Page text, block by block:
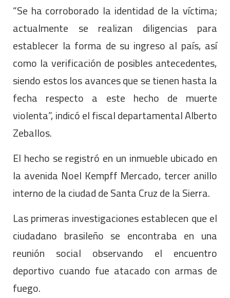
“Se ha corroborado la identidad de la víctima;
actualmente se realizan diligencias para
establecer la forma de su ingreso al país, así
como la verificación de posibles antecedentes,
siendo estos los avances que se tienen hasta la
fecha respecto a este hecho de muerte
violenta”, indicó el fiscal departamental Alberto
Zeballos.
El hecho se registró en un inmueble ubicado en
la avenida Noel Kempff Mercado, tercer anillo
interno de la ciudad de Santa Cruz de la Sierra.
Las primeras investigaciones establecen que el
ciudadano brasileño se encontraba en una
reunión social observando el encuentro
deportivo cuando fue atacado con armas de
fuego.